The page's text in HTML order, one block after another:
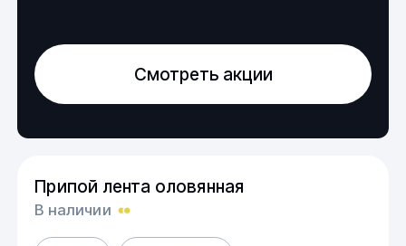
Смотреть акции
Припой лента оловянная
В наличии